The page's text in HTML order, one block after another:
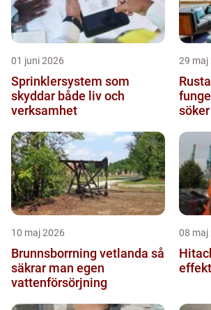
01 juni 2026
Sprinklersystem som
skyddar både liv och
verksamhet
29 maj
Rusta
10 maj 2026
Brunnsborrning vetlanda så
säkrar man egen
vattenförsörjning
08 maj